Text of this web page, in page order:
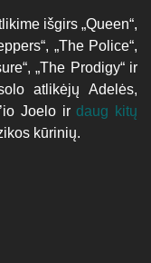
išgirs „Queen“,
„The Police“,
„The Prodigy“ ir
atlikėjų Adelės,
Joelo ir daug kitų
kūrinių.